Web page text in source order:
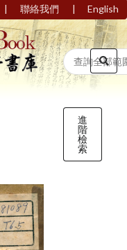
| 聯絡我們 | English
進
階
檢
索